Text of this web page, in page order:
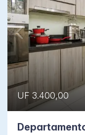
UF 3.400,00